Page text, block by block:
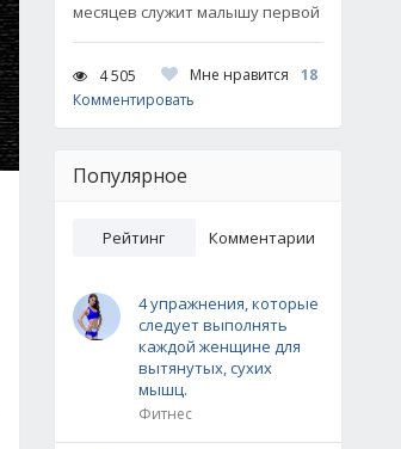
месяцев служит малышу первой
4 505 Мне нравится
18
Комментировать
Популярное
Рейтинг Комментарии
4 упражнения, которые
следует выполнять
каждой женщине для
вытянутых, сухих
мышц.
Фитнес